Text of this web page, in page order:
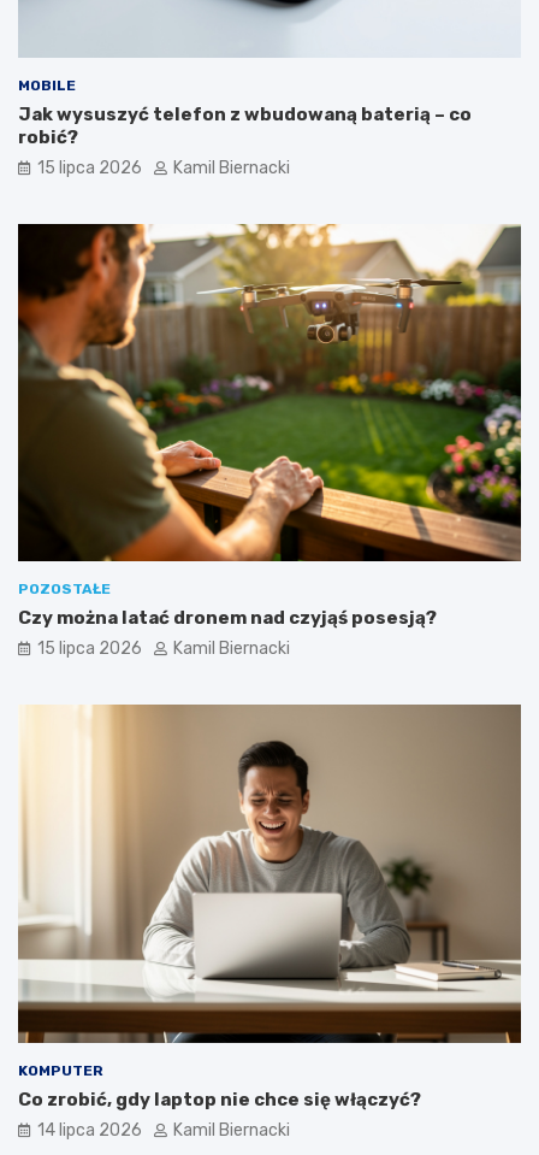
MOBILE
Jak wysuszyć telefon z wbudowaną baterią – co
robić?
15 lipca 2026 Kamil Biernacki
POZOSTAŁE
Czy można latać dronem nad czyjąś posesją?
15 lipca 2026 Kamil Biernacki
KOMPUTER
Co zrobić, gdy laptop nie chce się włączyć?
14 lipca 2026 Kamil Biernacki